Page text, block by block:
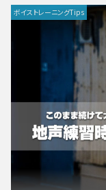
ボイストレーニングTips